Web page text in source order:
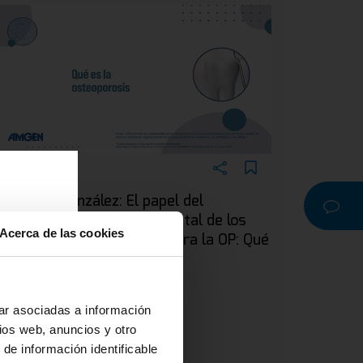
Acerca de las cookies
asociadas a información
web, anuncios y otro
información identificable
y
Silvia González: El papel del
en el manejo dental de los
en tratamiento para la OP: Qué
la osteoporosis